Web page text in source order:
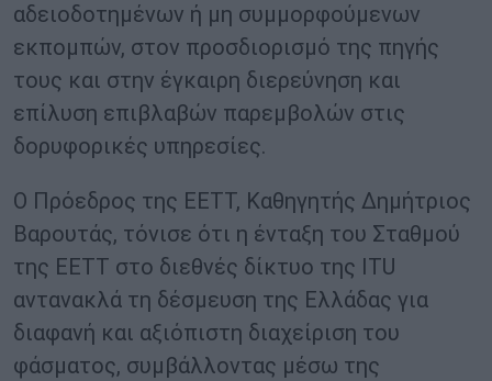
αδειοδοτημένων ή μη συμμορφούμενων
εκπομπών, στον προσδιορισμό της πηγής
τους και στην έγκαιρη διερεύνηση και
επίλυση επιβλαβών παρεμβολών στις
δορυφορικές υπηρεσίες.
Ο Πρόεδρος της ΕΕΤΤ, Καθηγητής Δημήτριος
Βαρουτάς, τόνισε ότι η ένταξη του Σταθμού
της ΕΕΤΤ στο διεθνές δίκτυο της ITU
αντανακλά τη δέσμευση της Ελλάδας για
διαφανή και αξιόπιστη διαχείριση του
φάσματος, συμβάλλοντας μέσω της